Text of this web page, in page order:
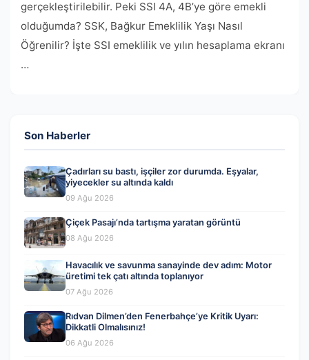
gerçekleştirilebilir. Peki SSI 4A, 4B’ye göre emekli
olduğumda? SSK, Bağkur Emeklilik Yaşı Nasıl
Öğrenilir? İşte SSI emeklilik ve yılın hesaplama ekranı
…
Son Haberler
Çadırları su bastı, işçiler zor durumda. Eşyalar,
yiyecekler su altında kaldı
09 Ağu 2026
Çiçek Pasajı’nda tartışma yaratan görüntü
08 Ağu 2026
Havacılık ve savunma sanayinde dev adım: Motor
üretimi tek çatı altında toplanıyor
07 Ağu 2026
Rıdvan Dilmen’den Fenerbahçe’ye Kritik Uyarı:
Dikkatli Olmalısınız!
06 Ağu 2026